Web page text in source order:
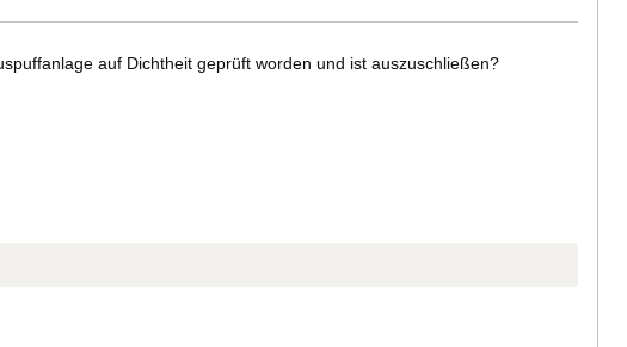
auf Dichtheit geprüft worden und ist auszuschließen?